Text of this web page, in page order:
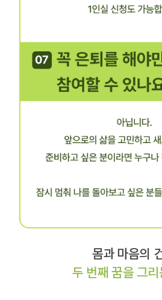
몸과 마음의
두 번째 꿈을 그리